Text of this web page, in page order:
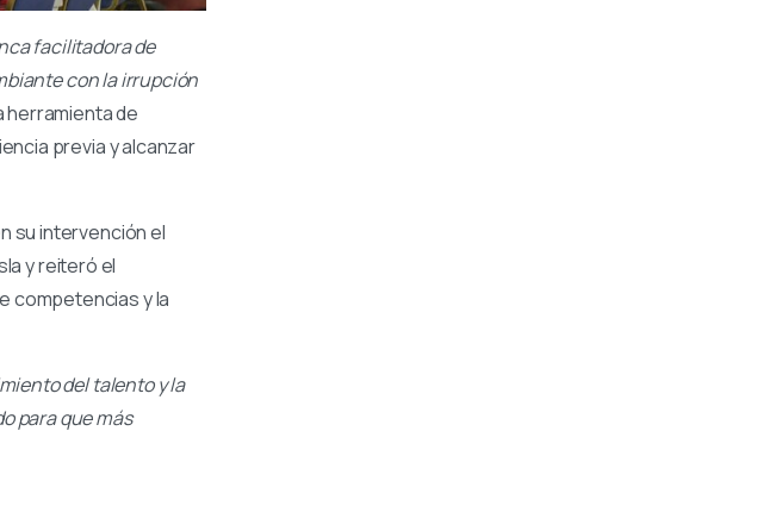
facilitadora de
con la irrupción
herramienta de
previa y alcanzar
su intervención el
y reiteró el
competencias y la
del talento y la
para que más